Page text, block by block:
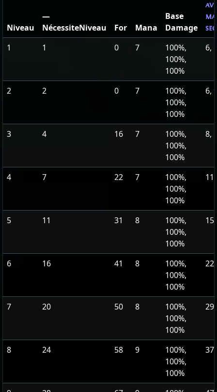
Niveau
—
NécessiteNiveau
For Mana
Base
Damage
1 1 0 7
100%,
100%,
100%
6,
2 2 0 7
100%,
100%,
100%
6,
3 4 16 7
100%,
100%,
100%
8,
4 7 22 7
100%,
100%,
100%
5 11 31 8
100%,
100%,
100%
6 16 41 8
100%,
100%,
100%
7 20 50 8
100%,
100%,
100%
8 24 58 9
100%,
100%,
100%